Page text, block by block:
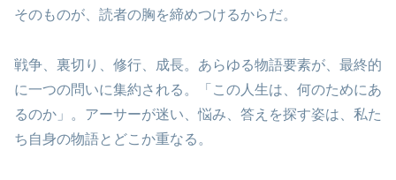
そのものが、読者の胸を締めつけるからだ。
戦争、裏切り、修行、成長。あらゆる物語要素が、最終的
に一つの問いに集約される。「この人生は、何のためにあ
るのか」。アーサーが迷い、悩み、答えを探す姿は、私た
ち自身の物語とどこか重なる。